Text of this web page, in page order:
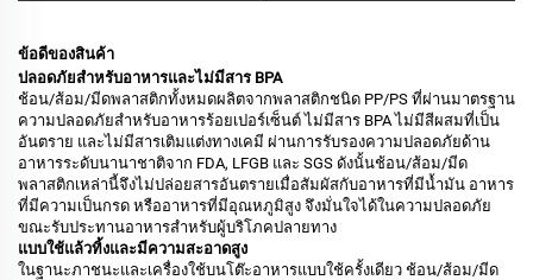
ข้อดีของสินค้า
ปลอดภัยสำหรับอาหารและไม่มีสาร BPA
ช้อน/ส้อม/มีดพลาสติกทั้งหมดผลิตจากพลาสติกชนิด PP/PS ที่ผ่านมาตรฐาน
ความปลอดภัยสำหรับอาหารร้อยเปอร์เซ็นต์ ไม่มีสาร BPA ไม่มีสีผสมที่เป็น
อันตราย และไม่มีสารเติมแต่งทางเคมี ผ่านการรับรองความปลอดภัยด้าน
อาหารระดับนานาชาติจาก FDA, LFGB และ SGS ดังนั้นช้อน/ส้อม/มีด
พลาสติกเหล่านี้จึงไม่ปล่อยสารอันตรายเมื่อสัมผัสกับอาหารที่มีน้ำมัน อาหาร
ที่มีความเป็นกรด หรืออาหารที่มีอุณหภูมิสูง จึงมั่นใจได้ในความปลอดภัย
ขณะรับประทานอาหารสำหรับผู้บริโภคปลายทาง
แบบใช้แล้วทิ้งและมีความสะอาดสูง
ในฐานะภาชนะและเครื่องใช้บนโต๊ะอาหารแบบใช้ครั้งเดียว ช้อน/ส้อม/มีด